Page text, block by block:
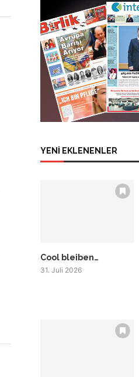
YENİ EKLENENLER
Cool bleiben…
31. Juli 2026